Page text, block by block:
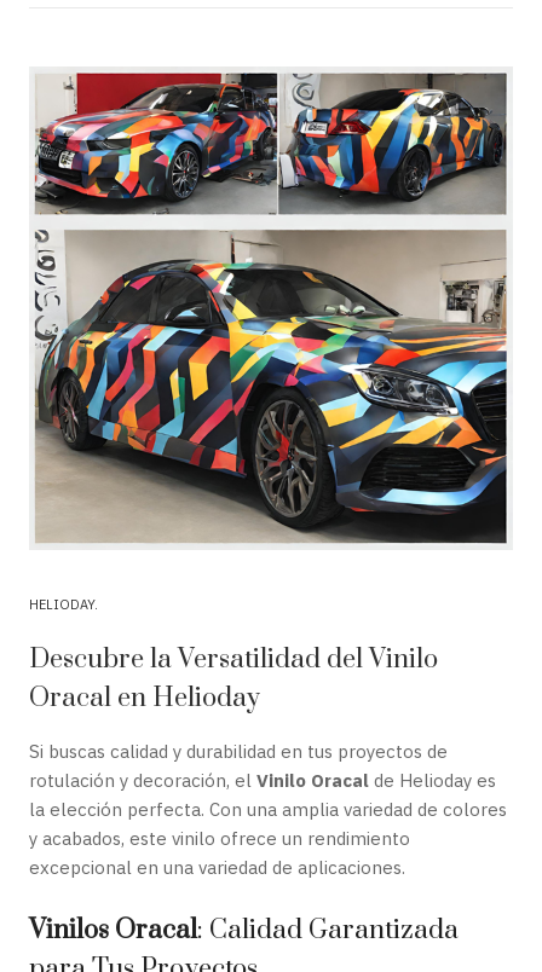
HELIODAY
Descubre la Versatilidad del Vinilo
Oracal en Helioday
Si buscas calidad y durabilidad en tus proyectos de
rotulación y decoración, el Vinilo Oracal de Helioday es
la elección perfecta. Con una amplia variedad de colores
y acabados, este vinilo ofrece un rendimiento
excepcional en una variedad de aplicaciones.
Vinilos Oracal: Calidad Garantizada